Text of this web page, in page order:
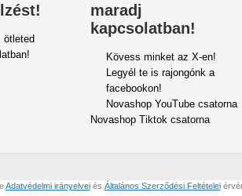
ötleted
maradj
kapcsolatban!
Kövess minket az X-en!
Legyél te is rajongónk a
facebookon!
Novashop YouTube csatorna
Novashop Tiktok csatorna
Adatvédelmi irányelveiés Általános Szerződési Feltételei